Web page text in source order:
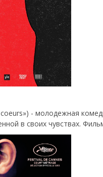
- молодежная
в своих чувствах.